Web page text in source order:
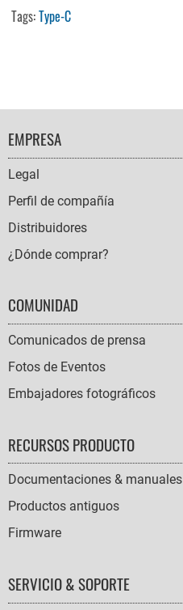
Tags:Type-C
FOOTER
NAVIGATION
EMPRESA
Legal
Perfil de compañía
Distribuidores
¿Dónde comprar?
COMUNIDAD
Comunicados de prensa
Fotos de Eventos
Embajadores fotográficos
RECURSOS PRODUCTO
Documentaciones & manuales
Productos antiguos
Firmware
SERVICIO & SOPORTE